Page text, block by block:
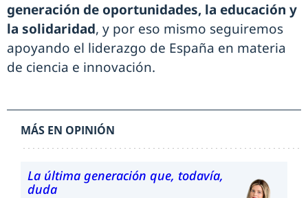
generación de oportunidades, la educación y
la solidaridad, y por eso mismo seguiremos
apoyando el liderazgo de España en materia
de ciencia e innovación.
MÁS EN OPINIÓN
La última generación que, todavía,
duda